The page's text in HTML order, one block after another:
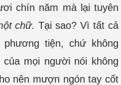
chín năm mà lại tuyên
chữ.Tại sao? Vì tất cả
tiện, chứ không
mọi người nói không
nên mượn ngón tay cốt